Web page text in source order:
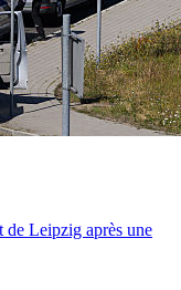
de Leipzig après une